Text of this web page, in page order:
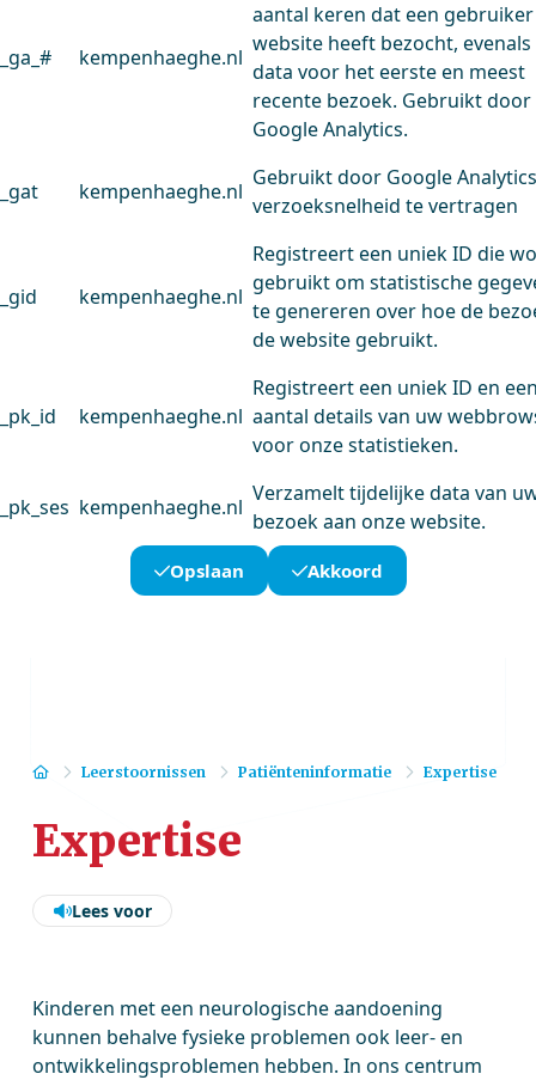
_ga_# kempenhaeghe.nl
aantal keren dat een
website heeft bezocht, evenals
data voor het eerste en meest
recente bezoek. Gebruikt door
Google Analytics.
_gat kempenhaeghe.nl
Gebruikt door Google
verzoeksnelheid te vertragen
_gid kempenhaeghe.nl
Registreert een uniek ID die
gebruikt om statistische
te genereren over hoe de
de website gebruikt.
_pk_id kempenhaeghe.nl
Registreert een uniek ID en
aantal details van uw
voor onze statistieken.
_pk_ses kempenhaeghe.nl
Verzamelt tijdelijke data van
bezoek aan onze website.
Opslaan Akkoord
HomeLeerstoornissen Patiënteninformatie Expertise
Expertise
Lees voor
Kinderen met een neurologische aandoening
kunnen behalve fysieke problemen ook leer- en
ontwikkelingsproblemen hebben. In ons centrum